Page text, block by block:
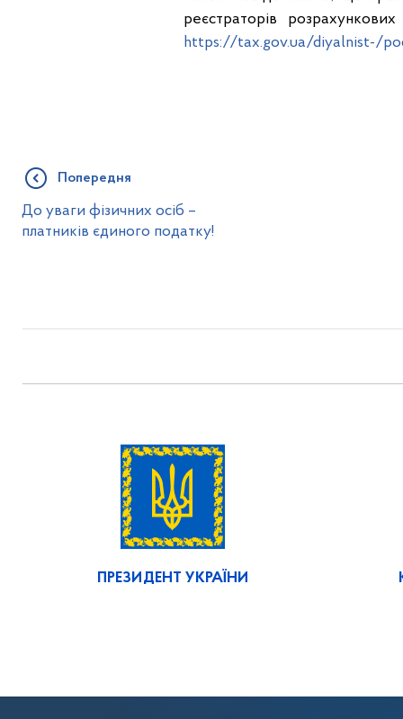
реєстраторів
https://tax.gov.ua/diyalnist-/
Попередня
До уваги фізичних осіб –
платників єдиного податку!
ПРЕЗИДЕНТ УКРАЇНИ